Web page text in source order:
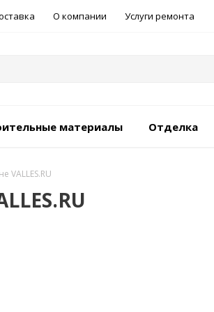
О компании Услуги ремонта
материалы Отделка
VALLES.RU